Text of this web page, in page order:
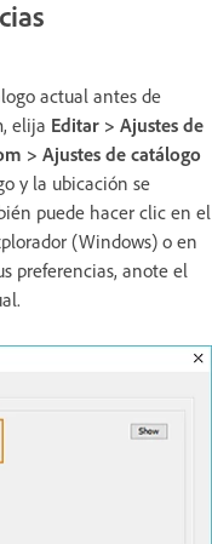
actual antes de
elija Editar > Ajustes de
> Ajustes de catálogo
y la ubicación se
puede hacer clic en el
(Windows) o en
preferencias, anote el